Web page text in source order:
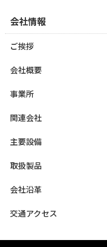
会社情報
ご挨拶
会社概要
事業所
関連会社
主要設備
取扱製品
会社沿革
交通アクセス